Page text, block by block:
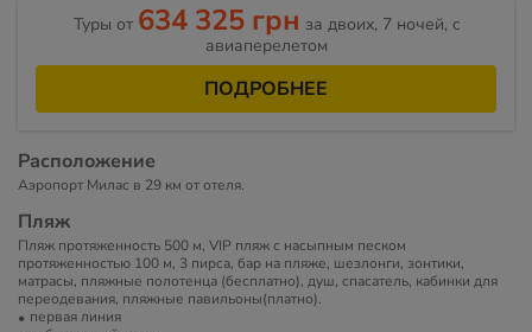
Туры от 634 325 грн за двоих, 7 ночей, c
авиаперелетом
ПОДРОБНЕЕ
Расположение
Аэропорт Милас в 29 км от отеля.
Пляж
Пляж протяженность 500 м, VIP пляж с насыпным песком
протяженностью 100 м, 3 пирса, бар на пляже, шезлонги, зонтики,
матрасы, пляжные полотенца (бесплатно), душ, спасатель, кабинки для
переодевания, пляжные павильоны(платно).
первая линия